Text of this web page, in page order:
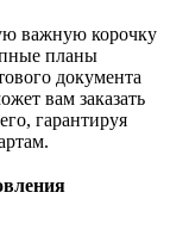
важную корочку
планы
документа
вам заказать
гарантируя